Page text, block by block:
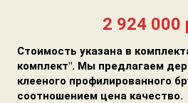
2 924 000
Стоимость указана в
комплект". Мы предлагаем
клееного профилированного
соотношением цена качество.